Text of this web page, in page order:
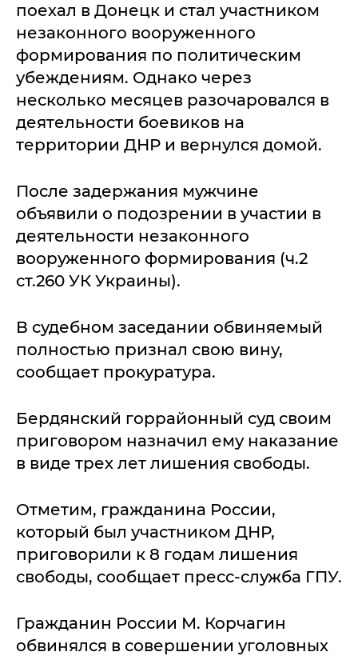
поехал в Донецк и стал участником
незаконного вооруженного
формирования по политическим
убеждениям. Однако через
несколько месяцев разочаровался в
деятельности боевиков на
территории ДНР и вернулся домой.
После задержания мужчине
объявили о подозрении в участии в
деятельности незаконного
вооруженного формирования (ч.2
ст.260 УК Украины).
В судебном заседании обвиняемый
полностью признал свою вину,
сообщает прокуратура.
Бердянский горрайонный суд своим
приговором назначил ему наказание
в виде трех лет лишения свободы.
Отметим, гражданина России,
который был участником ДНР,
приговорили к 8 годам лишения
свободы, сообщает пресс-служба ГПУ.
Гражданин России М. Корчагин
обвинялся в совершении уголовных